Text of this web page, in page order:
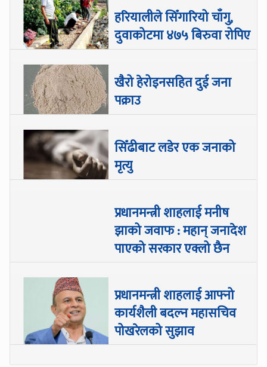
हरियालीले सिँगारियो चाँगु,
दुवाकोटमा ४७५ बिरुवा रोपिए
खैरो हेरोइनसहित दुई जना
पक्राउ
सिँढीबाट लडेर एक जनाको
मृत्यु
प्रधानमन्त्री शाहलाई मनीष
झाको जवाफ : महान् जनादेश
पाएको सरकार एक्लो छैन
प्रधानमन्त्री शाहलाई आफ्नो
कार्यशैली बदल्न महासचिव
पोखरेलको सुझाव